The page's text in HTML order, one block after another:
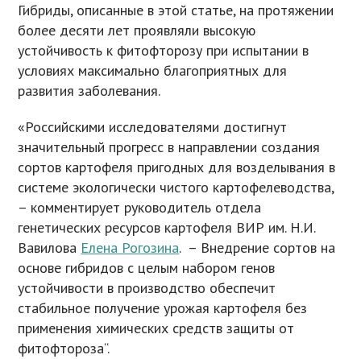
Гибриды, описанные в этой статье, на протяжении
более десяти лет проявляли высокую
устойчивость к фитофторозу при испытании в
условиях максимально благоприятных для
развития заболевания.
«Российскими исследователями достигнут
значительный прогресс в направлении создания
сортов картофеля пригодных для возделывания в
системе экологически чистого картофелеводства,
– комментирует руководитель отдела
генетических ресурсов картофеля ВИР им. Н.И.
Вавилова Елена Рогозина. – Внедрение сортов на
основе гибридов с целым набором генов
устойчивости в производство обеспечит
стабильное получение урожая картофеля без
применения химических средств защиты от
фитофтороза“.